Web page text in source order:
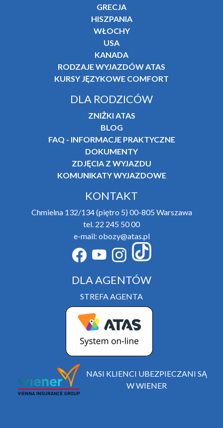
GRECJA
HISZPANIA
WŁOCHY
USA
KANADA
RODZAJE WYJAZDÓW ATAS
KURSY JĘZYKOWE COMFORT
DLA RODZICÓW
ZNIŻKI ATAS
BLOG
FAQ - INFORMACJE PRAKTYCZNE
DOKUMENTY
ZDJĘCIA Z WYJAZDU
KOMUNIKATY WYJAZDOWE
KONTAKT
Chmielna 132/134 (piętro 5) 00-805 Warszawa
tel. 22 245 50 00
e-mail: obozy@atas.pl
DLA AGENTÓW
STREFA AGENTA
NASI KLIENCI UBEZPIECZANI SĄ
W WIENER